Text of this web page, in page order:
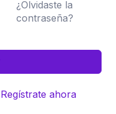
¿Olvidaste la
contraseña?
Regístrate ahora